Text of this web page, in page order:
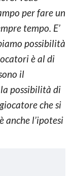
per fare un
tempo. E’
possibilità
è al di
il
possibilità di
che si
anche l’ipotesi